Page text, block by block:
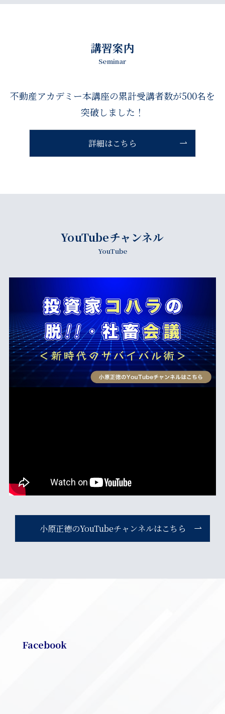
講習案内
Seminar
不動産アカデミー本講座の累計受講者数が500名を
突破しました！
詳細はこちら
YouTubeチャンネル
YouTube
小原正徳のYouTubeチャンネルはこちら
Facebook